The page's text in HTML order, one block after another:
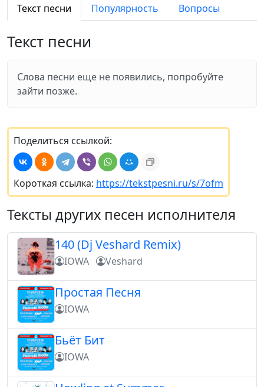
Текст песни Популярность Вопросы
Текст песни
Слова песни еще не появились, попробуйте
зайти позже.
Поделиться ссылкой:
Короткая ссылка: https://tekstpesni.ru/s/7ofm
Тексты других песен исполнителя
140 (Dj Veshard Remix)
IOWA Veshard
Простая Песня
IOWA
Бьёт Бит
IOWA